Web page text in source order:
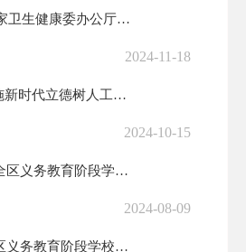
教育部办公厅 国家卫生健康委办公厅 国家疾控局综合司关于切实抓牢幼儿...
2024-11-18
笔谈｜高质量实施新时代立德树人工程 切实回答好教育强国建设核心课题
2024-10-15
关于维护2024年全区义务教育阶段学校和幼儿园招生秩序的公告
2024-08-09
2024年安定区城区义务教育阶段学校招生片区划分和小学招生工作公告